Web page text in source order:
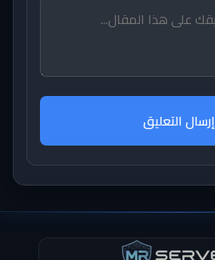
إرسال التعليق